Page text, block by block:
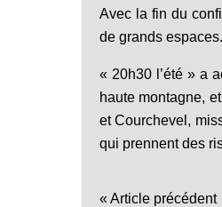
Avec la fin du
de grands espaces.
« 20h30 l’été » a
haute montagne,
et Courchevel,
qui prennent des
« Article précédent